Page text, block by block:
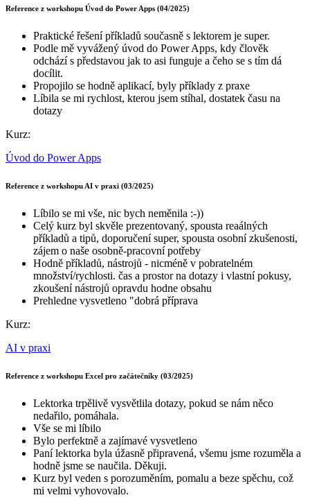
Reference z workshopu Úvod do Power Apps (04/2025)
Praktické řešení příkladů současně s lektorem je super.
Podle mě vyvážený úvod do Power Apps, kdy člověk
odchází s představou jak to asi funguje a čeho se s tím dá
docílit.
Propojilo se hodně aplikací, byly příklady z praxe
Líbila se mi rychlost, kterou jsem stíhal, dostatek času na
dotazy
Kurz:
Úvod do Power Apps
Reference z workshopu AI v praxi (03/2025)
Líbilo se mi vše, nic bych neměnila :-))
Celý kurz byl skvěle prezentovaný, spousta reaálných
příkladů a tipů, doporučení super, spousta osobní zkušenosti,
zájem o naše osobně-pracovní potřeby
Hodně příkladů, nástrojů - nicméně v pobratelném
množství/rychlosti. čas a prostor na dotazy i vlastní pokusy,
zkoušení nástrojů opravdu hodne obsahu
Prehledne vysvetleno "dobrá příprava
Kurz:
AI v praxi
Reference z workshopu Excel pro začátečníky (03/2025)
Lektorka trpělivě vysvětlila dotazy, pokud se nám něco
nedařilo, pomáhala.
Vše se mi líbilo
Bylo perfektně a zajímavé vysvetleno
Paní lektorka byla úžasně připravená, všemu jsme rozuměla a
hodně jsme se naučila. Děkuji.
Kurz byl veden s porozuměním, pomalu a beze spěchu, což
mi velmi vyhovovalo.